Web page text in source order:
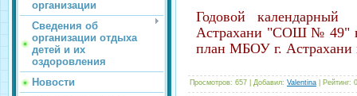
организации
Сведения об
организации отдыха
детей и их
оздоровления
Новости
Годовой
Астрахани "СОШ № 49"
план МБОУ г. Астрахани
Просмотров: 657 Добавил: Valentina Рейтинг: